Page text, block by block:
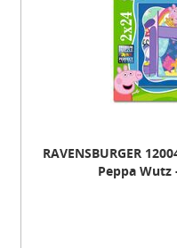
RAVENSBURGER
Peppa Wutz